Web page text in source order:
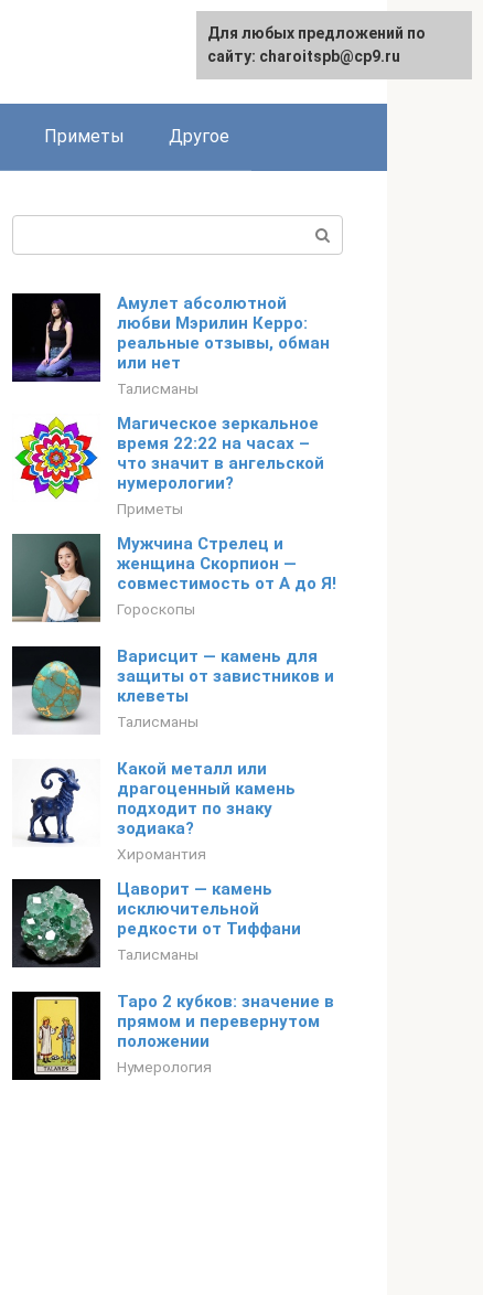
Приметы Другое
Амулет абсолютной
любви Мэрилин Керро:
реальные отзывы, обман
или нет
Талисманы
Магическое зеркальное
время 22:22 на часах –
что значит в ангельской
нумерологии?
Приметы
Мужчина Стрелец и
женщина Скорпион —
совместимость от А до Я!
Гороскопы
Варисцит — камень для
защиты от завистников и
клеветы
Талисманы
Какой металл или
драгоценный камень
подходит по знаку
зодиака?
Хиромантия
Цаворит — камень
исключительной
редкости от Тиффани
Талисманы
Таро 2 кубков: значение в
прямом и перевернутом
положении
Нумерология
Для любых предложений по
сайту: charoitspb@cp9.ru